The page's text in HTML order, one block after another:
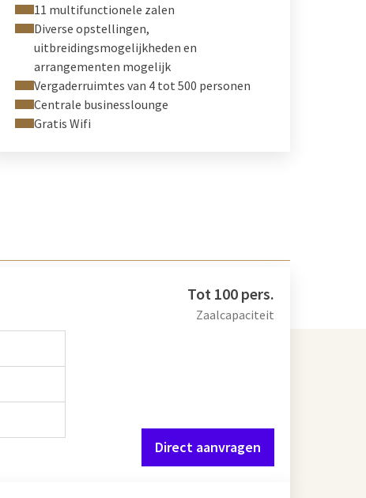
11 multifunctionele zalen
Diverse opstellingen,
uitbreidingsmogelijkheden en
arrangementen mogelijk
Vergaderruimtes van 4 tot 500 personen
Centrale businesslounge
Gratis Wifi
Tot 100 pers.
Zaalcapaciteit
Direct aanvragen